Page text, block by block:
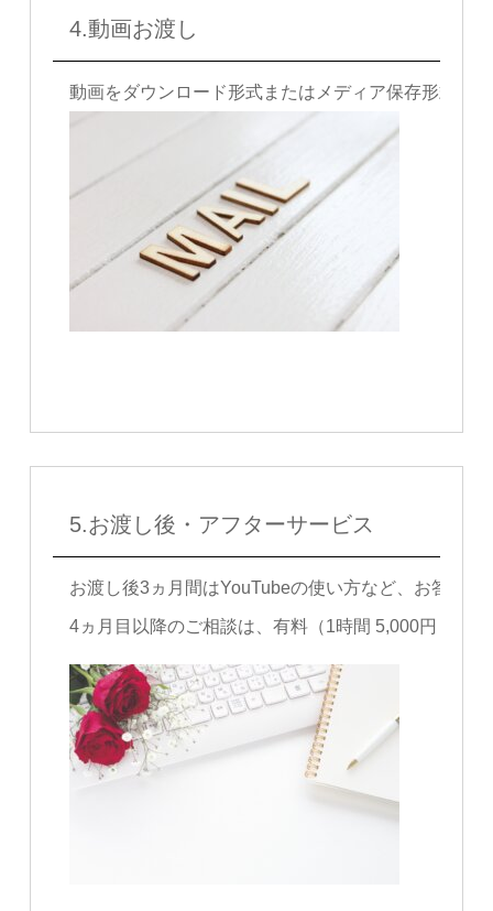
4.動画お渡し
動画をダウンロード形式またはメディア保存形式で
5.お渡し後・アフターサービス
お渡し後3ヵ月間はYouTubeの使い方など、お答え
4ヵ月目以降のご相談は、有料（1時間 5,000円～）